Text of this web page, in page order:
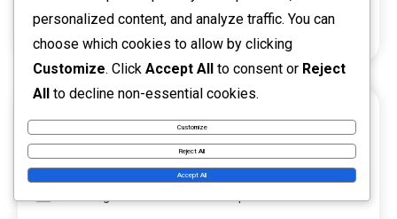
Todas las publicaciones
CATEGORÍAS
Dinámicas de equipo en el ataque de cinco fuera
personalized content, and analyze traffic. You can
choose which cookies to allow by clicking
Customize. Click Accept All to consent or Reject
All to decline non-essential cookies.
Customize
Reject All
Accept All